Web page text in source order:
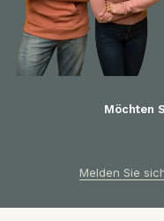
Möchten
Melden Sie